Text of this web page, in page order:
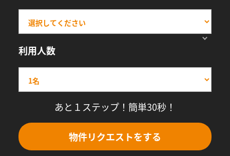
利用人数
あと１ステップ！簡単30秒！
物件リクエストをする